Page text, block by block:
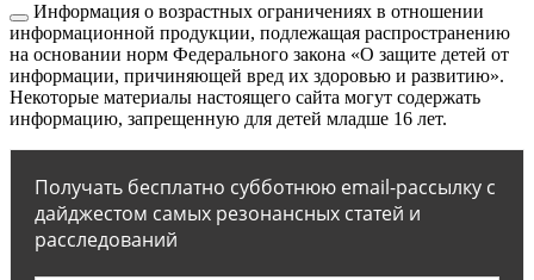
Информация о возрастных ограничениях в отношении
информационной продукции, подлежащая распространению
на основании норм Федерального закона «О защите детей от
информации, причиняющей вред их здоровью и развитию».
Некоторые материалы настоящего сайта могут содержать
информацию, запрещенную для детей младше 16 лет.
Получать бесплатно субботнюю email-рассылку с
дайджестом самых резонансных статей и
расследований